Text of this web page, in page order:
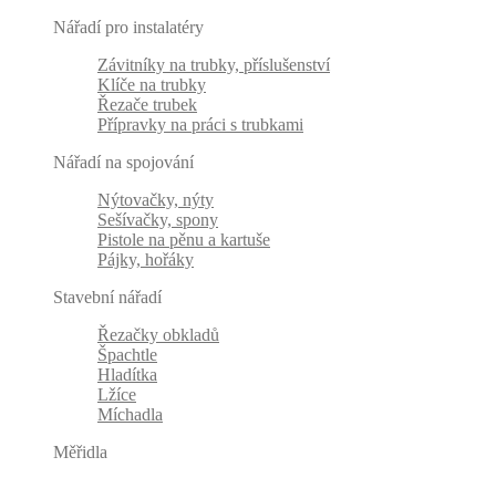
Nářadí pro instalatéry
Závitníky na trubky, příslušenství
Klíče na trubky
Řezače trubek
Přípravky na práci s trubkami
Nářadí na spojování
Nýtovačky, nýty
Sešívačky, spony
Pistole na pěnu a kartuše
Pájky, hořáky
Stavební nářadí
Řezačky obkladů
Špachtle
Hladítka
Lžíce
Míchadla
Měřidla